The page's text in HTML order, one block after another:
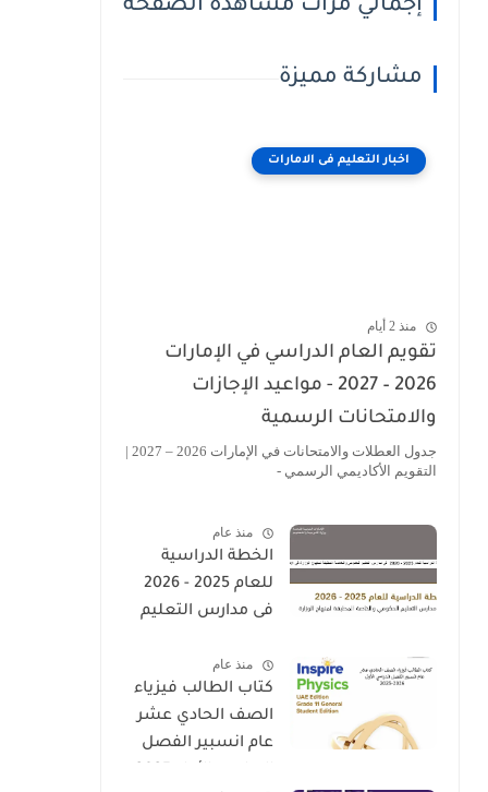
إجمالي مرات مشاهدة الصفحة
مشاركة مميزة
اخبار التعليم فى الامارات
منذ 2 أيام
تقويم العام الدراسي في الإمارات
2026 – 2027 - مواعيد الإجازات
والامتحانات الرسمية
جدول العطلات والامتحانات في الإمارات 2026 – 2027 |
التقويم الأكاديمي الرسمي -
منذ عام
الخطة الدراسية
للعام 2025 - 2026
فى مدارس التعليم
المطبقة لمنهاج
الوزارة فى الامارات
منذ عام
كتاب الطالب فيزياء
الصف الحادي عشر
عام انسبير الفصل